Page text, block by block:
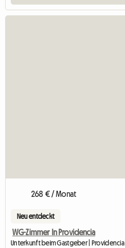
268 € / Monat
Neu entdeckt
WG-Zimmer In Providencia
Unterkunft beim Gastgeber | Providencia